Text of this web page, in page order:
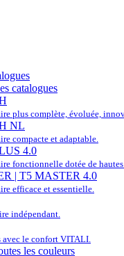
catalogues
plus complète, évoluée,
NL
compacte et adaptable.
4.0
fonctionnelle dotée de hautes
| T5 MASTER 4.0
efficace et essentielle.
indépendant.
avec le confort VITALI.
les couleurs